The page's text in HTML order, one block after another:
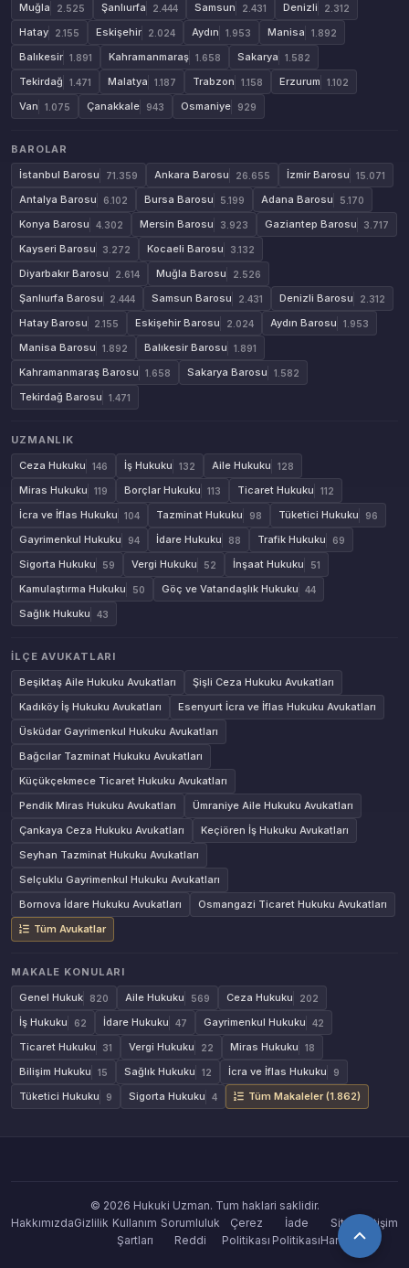
Muğla 2.525 Şanlıurfa 2.444 Samsun 2.431 Denizli 2.312
Hatay 2.155 Eskişehir 2.024 Aydın 1.953 Manisa 1.892
Balıkesir 1.891 Kahramanmaraş 1.658 Sakarya 1.582
Tekirdağ 1.471 Malatya 1.187 Trabzon 1.158 Erzurum 1.102
Van 1.075 Çanakkale 943 Osmaniye 929
BAROLAR
İstanbul Barosu
71.359 Ankara Barosu 26.655 İzmir Barosu 15.071
Antalya Barosu 6.102 Bursa Barosu 5.199 Adana Barosu 5.170
Konya Barosu 4.302 Mersin Barosu 3.923 Gaziantep Barosu 3.717
Kayseri Barosu 3.272 Kocaeli Barosu 3.132
Diyarbakır Barosu 2.614 Muğla Barosu 2.526
Şanlıurfa Barosu 2.444 Samsun Barosu 2.431 Denizli Barosu 2.312
Hatay Barosu 2.155 Eskişehir Barosu 2.024 Aydın Barosu 1.953
Manisa Barosu 1.892 Balıkesir Barosu 1.891
Kahramanmaraş Barosu 1.658 Sakarya Barosu 1.582
Tekirdağ Barosu 1.471
UZMANLIK
Ceza Hukuku
146 İş Hukuku 132 Aile Hukuku 128
Miras Hukuku 119 Borçlar Hukuku 113 Ticaret Hukuku 112
İcra ve İflas Hukuku 104 Tazminat Hukuku 98 Tüketici Hukuku 96
Gayrimenkul Hukuku 94 İdare Hukuku 88 Trafik Hukuku 69
Sigorta Hukuku 59 Vergi Hukuku 52 İnşaat Hukuku 51
Kamulaştırma Hukuku 50 Göç ve Vatandaşlık Hukuku 44
Sağlık Hukuku 43
İLÇE AVUKATLARI
Beşiktaş Aile Hukuku Avukatları
Şişli Ceza Hukuku Avukatları
Kadıköy İş Hukuku Avukatları
Esenyurt İcra ve İflas Hukuku Avukatları
Üsküdar Gayrimenkul Hukuku Avukatları
Bağcılar Tazminat Hukuku Avukatları
Küçükçekmece Ticaret Hukuku Avukatları
Pendik Miras Hukuku Avukatları
Ümraniye Aile Hukuku Avukatları
Çankaya Ceza Hukuku Avukatları
Keçiören İş Hukuku Avukatları
Seyhan Tazminat Hukuku Avukatları
Selçuklu Gayrimenkul Hukuku Avukatları
Bornova İdare Hukuku Avukatları
Osmangazi Ticaret Hukuku Avukatları
Tüm Avukatlar
MAKALE KONULARI
Genel Hukuk
820 Aile Hukuku 569 Ceza Hukuku 202
İş Hukuku 62 İdare Hukuku 47 Gayrimenkul Hukuku 42
Ticaret Hukuku 31 Vergi Hukuku 22 Miras Hukuku 18
Bilişim Hukuku 15 Sağlık Hukuku 12 İcra ve İflas Hukuku 9
Tüketici Hukuku 9 Sigorta Hukuku 4 Tüm Makaleler (1.862)
© 2026 Hukuki Uzman. Tum haklari saklidir.
HakkımızdaGizlilik Kullanım
Şartları
Sorumluluk
Reddi
Çerez
Politikası
İade
Politikası
Site
Haritası
İletişim